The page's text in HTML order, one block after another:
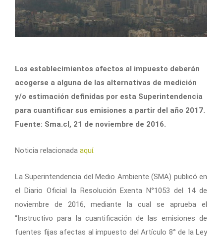
Los establecimientos afectos al impuesto deberán
acogerse a alguna de las alternativas de medición
y/o estimación definidas por esta Superintendencia
para cuantificar sus emisiones a partir del año 2017.
Fuente: Sma.cl, 21 de noviembre de 2016.
Noticia relacionada aquí.
La Superintendencia del Medio Ambiente (SMA) publicó en
el Diario Oficial la Resolución Exenta N°1053 del 14 de
noviembre de 2016, mediante la cual se aprueba el
“Instructivo para la cuantificación de las emisiones de
fuentes fijas afectas al impuesto del Artículo 8° de la Ley